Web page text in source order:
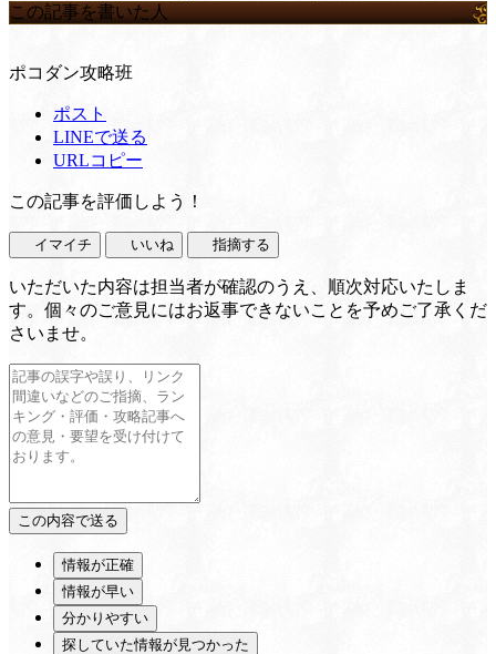
この記事を書いた人
ポコダン攻略班
ポスト
LINEで送る
URLコピー
この記事を評価しよう！
イマイチ いいね 指摘する
いただいた内容は担当者が確認のうえ、順次対応いたしま
す。個々のご意見にはお返事できないことを予めご了承くだ
さいませ。
情報が正確
情報が早い
分かりやすい
探していた情報が見つかった